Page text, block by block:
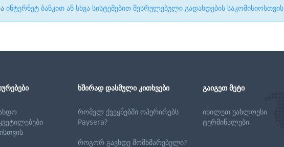
ინტერნეტ ბანკით ან სხვა სისტემებით შესრულებული გადახდების საკომისიოსთვის
ᲮᲨᲘᲠᲐᲓ ᲓᲐᲡᲛᲣᲚᲘ ᲙᲘᲗᲮᲕᲔᲑᲘ
რომელ ქვეყნებში ოპერირებს
Paysera?
როგორ გავხდე მომხმარებელი?
ᲒᲐᲘᲒᲔᲗ ᲛᲔᲢᲘ
იხილეთ უახლოესი
ტერმინალები